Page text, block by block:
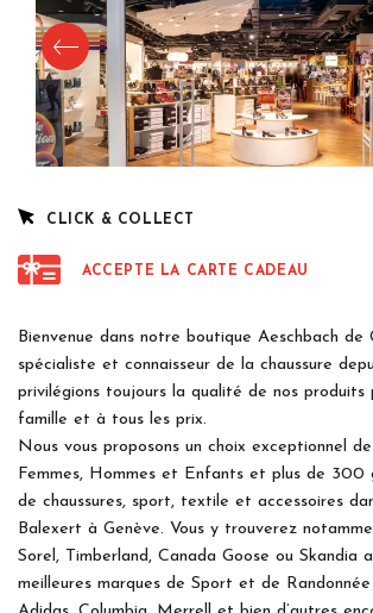
CLICK & COLLECT
ACCEPTE LA CARTE CADEAU
Bienvenue dans notre boutique Aeschbach de
spécialiste et connaisseur de la chaussure
privilégions toujours la qualité de nos
famille et à tous les prix.
Nous vous proposons un choix exceptionnel de
Femmes, Hommes et Enfants et plus de 300
de chaussures, sport, textile et accessoires
Balexert à Genève. Vous y trouverez
Sorel, Timberland, Canada Goose ou Skandia
meilleures marques de Sport et de